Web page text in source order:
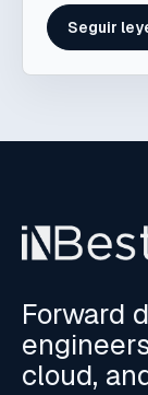
Seguir
Forward
cloud,